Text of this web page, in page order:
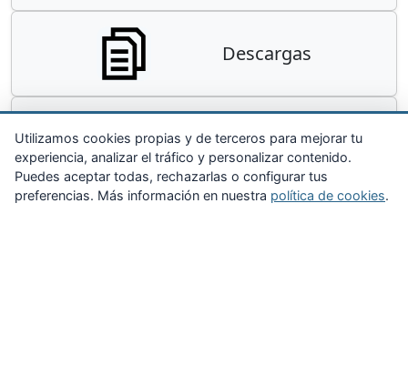
Descargas
Contacta
Utilizamos cookies propias y de terceros para mejorar tu
experiencia, analizar el tráfico y personalizar contenido.
Puedes aceptar todas, rechazarlas o configurar tus
preferencias. Más información en nuestra política de cookies.